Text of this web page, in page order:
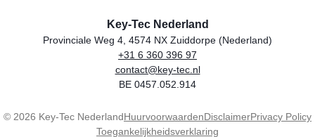
Winkelnaam
Key-Tec Nederland
Adres
Provinciale Weg 4, 4574 NX Zuiddorpe (Nederland)
Telefoon
+31 6 360 396 97
E-mail
contact@key-tec.nl
BTW-nummer
BE 0457.052.914
© 2026 Key-Tec NederlandHuurvoorwaardenDisclaimerPrivacy Policy
Toegankelijkheidsverklaring